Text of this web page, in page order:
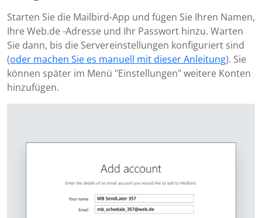
Starten Sie die Mailbird-App und fügen Sie Ihren Namen,
Ihre Web.de -Adresse und Ihr Passwort hinzu. Warten
Sie dann, bis die Servereinstellungen konfiguriert sind
(oder machen Sie es manuell mit dieser Anleitung). Sie
können später im Menü "Einstellungen" weitere Konten
hinzufügen.